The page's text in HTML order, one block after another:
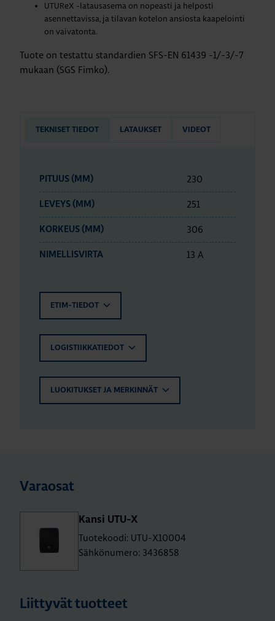
UTUReX -latausasema on nopeasti ja helposti
asennettavissa, ja tilavan kotelon ansiosta kaapelointi
on vaivatonta.
Tuote on testattu standardien SFS-EN 61439 -1/-3/-7
mukaan (SGS Fimko).
TEKNISET TIEDOT LATAUKSET VIDEOT
PITUUS (MM) 230
LEVEYS (MM) 251
KORKEUS (MM) 306
NIMELLISVIRTA 13 A
ETIM-TIEDOT
LOGISTIIKKATIEDOT
LUOKITUKSET JA MERKINNÄT
Varaosat
Kansi UTU-X
Tuotekoodi: UTU-X10004
Sähkönumero: 3436858
Liittyvät tuotteet